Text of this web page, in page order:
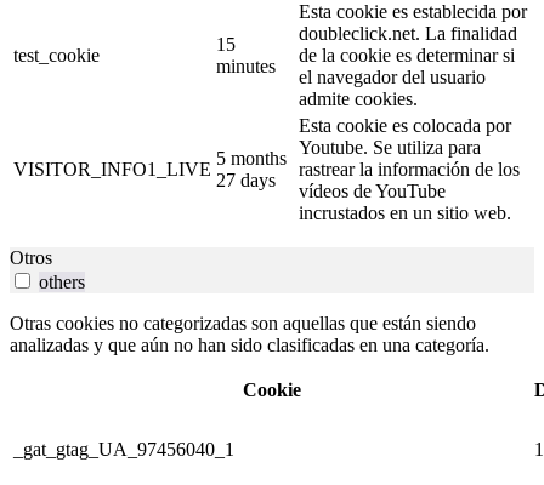
test_cookie
15
minutes
Esta cookie es establecida por
doubleclick.net. La finalidad
de la cookie es determinar si
el navegador del usuario
admite cookies.
VISITOR_INFO1_LIVE
5 months
27 days
Esta cookie es colocada por
Youtube. Se utiliza para
rastrear la información de los
vídeos de YouTube
incrustados en un sitio web.
Otros
others
Otras cookies no categorizadas son aquellas que están siendo
analizadas y que aún no han sido clasificadas en una categoría.
Cookie
_gat_gtag_UA_97456040_1